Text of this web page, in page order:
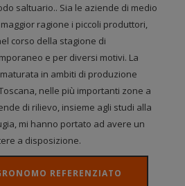
saltuario.. Sia le aziende di medio
ragione i piccoli produttori,
corso della stagione di
e per diversi motivi. La
in ambiti di produzione
nelle più importanti zone a
di rilievo, insieme agli studi alla
mi hanno portato ad avere un
a disposizione.
REFERENZIATO